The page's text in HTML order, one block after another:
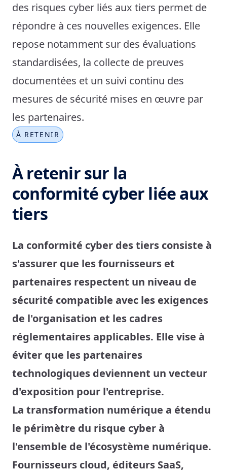
des risques cyber liés aux tiers permet de
répondre à ces nouvelles exigences. Elle
repose notamment sur des évaluations
standardisées, la collecte de preuves
documentées et un suivi continu des
mesures de sécurité mises en œuvre par
les partenaires.
À RETENIR
À retenir sur la
conformité cyber liée aux
tiers
La conformité cyber des tiers consiste à
s'assurer que les fournisseurs et
partenaires respectent un niveau de
sécurité compatible avec les exigences
de l'organisation et les cadres
réglementaires applicables. Elle vise à
éviter que les partenaires
technologiques deviennent un vecteur
d'exposition pour l'entreprise.
La transformation numérique a étendu
le périmètre du risque cyber à
l'ensemble de l'écosystème numérique.
Fournisseurs cloud, éditeurs SaaS,